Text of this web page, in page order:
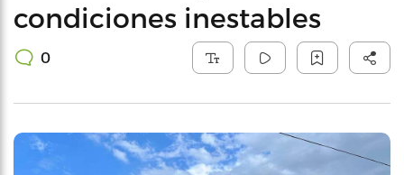
condiciones inestables
0